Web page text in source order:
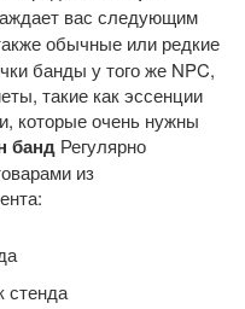
вас следующим
обычные или редкие
банды у того же NPC,
такие как эссенции
которые очень нужны
банд Регулярно
из
стенда